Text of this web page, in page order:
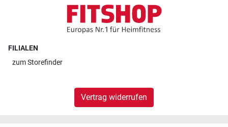
FILIALEN
zumStorefinder
Vertrag widerrufen